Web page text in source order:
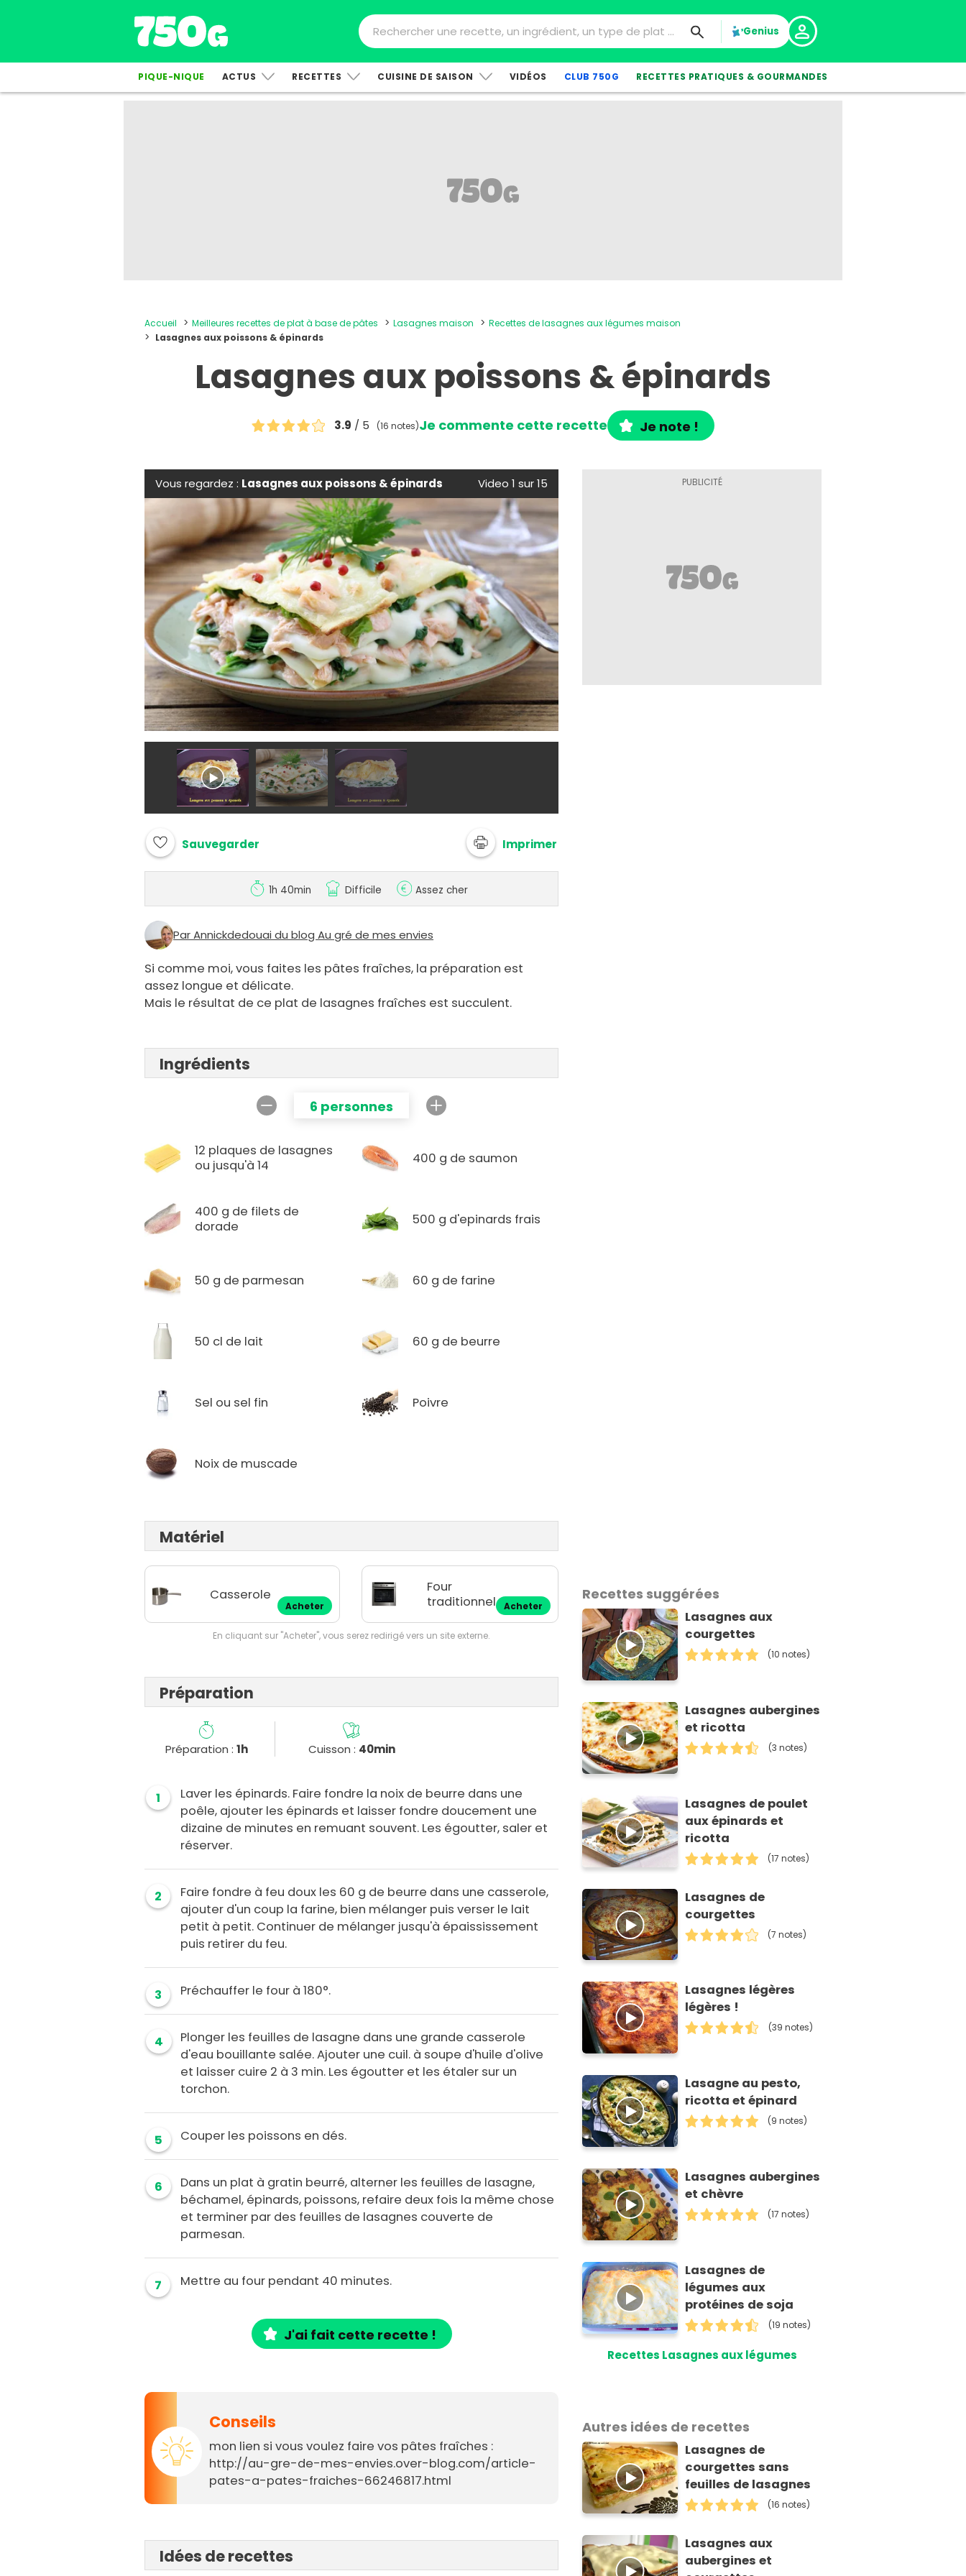
Genius
PIQUE-NIQUE ACTUS RECETTES CUISINE DE SAISON VIDÉOS CLUB 750G RECETTES PRATIQUES & GOURMANDES
Accueil Meilleures recettes de plat à base de pâtes Lasagnes maison
Recettes de lasagnes aux légumes maison
Lasagnes aux poissons & épinards
Lasagnes aux poissons & épinards
3.9 / 5 (16 notes)Je commente cette recette Je note !
Vous regardez : Lasagnes aux poissons & épinards Video 1 sur 15
Sauvegarder Imprimer
1h 40min Difficile Assez cher
Par Annickdedouai du blog Au gré de mes envies
Si comme moi, vous faites les pâtes fraîches, la préparation est
assez longue et délicate.
Mais le résultat de ce plat de lasagnes fraîches est succulent.
Ingrédients
6 personnes
12 plaques de lasagnes
ou jusqu'à 14
400 g de saumon
400 g de filets de
dorade
500 g d'epinards frais
50 g de parmesan 60 g de farine
50 cl de lait 60 g de beurre
Sel ou sel fin Poivre
Noix de muscade
Matériel
Casserole
Acheter
Four
traditionnel
Acheter
En cliquant sur "Acheter", vous serez redirigé vers un site externe.
Préparation
Préparation : 1h Cuisson : 40min
1
Laver les épinards. Faire fondre la noix de beurre dans une
poêle, ajouter les épinards et laisser fondre doucement une
dizaine de minutes en remuant souvent. Les égoutter, saler et
réserver.
2
Faire fondre à feu doux les 60 g de beurre dans une casserole,
ajouter d'un coup la farine, bien mélanger puis verser le lait
petit à petit. Continuer de mélanger jusqu'à épaississement
puis retirer du feu.
3 Préchauffer le four à 180°.
4
Plonger les feuilles de lasagne dans une grande casserole
d'eau bouillante salée. Ajouter une cuil. à soupe d'huile d'olive
et laisser cuire 2 à 3 min. Les égoutter et les étaler sur un
torchon.
5 Couper les poissons en dés.
6
Dans un plat à gratin beurré, alterner les feuilles de lasagne,
béchamel, épinards, poissons, refaire deux fois la même chose
et terminer par des feuilles de lasagnes couverte de
parmesan.
7 Mettre au four pendant 40 minutes.
J'ai fait cette recette !
Conseils
mon lien si vous voulez faire vos pâtes fraîches :
http://au-gre-de-mes-envies.over-blog.com/article-
pates-a-pates-fraiches-66246817.html
Idées de recettes
Recettes suggérées
Lasagnes aux
courgettes
(10 notes)
Lasagnes aubergines
et ricotta
(3 notes)
Lasagnes de poulet
aux épinards et
ricotta
(17 notes)
Lasagnes de
courgettes
(7 notes)
Lasagnes légères
légères !
(39 notes)
Lasagne au pesto,
ricotta et épinard
(9 notes)
Lasagnes aubergines
et chèvre
(17 notes)
Lasagnes de
légumes aux
protéines de soja
(19 notes)
Recettes Lasagnes aux légumes
Autres idées de recettes
Lasagnes de
courgettes sans
feuilles de lasagnes
(16 notes)
Lasagnes aux
aubergines et